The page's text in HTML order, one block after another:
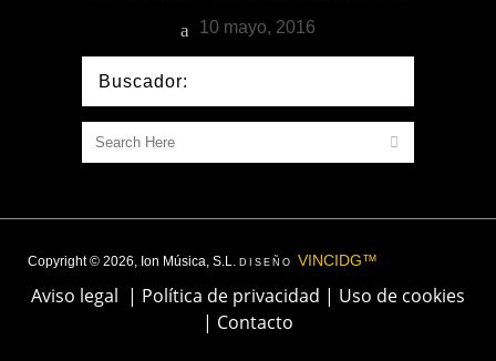
10 mayo, 2016
Buscador:
Copyright © 2026, Ion Música, S.L. DISEÑO VINCIDG™
Aviso legal | Política de privacidad | Uso de cookies
| Contacto